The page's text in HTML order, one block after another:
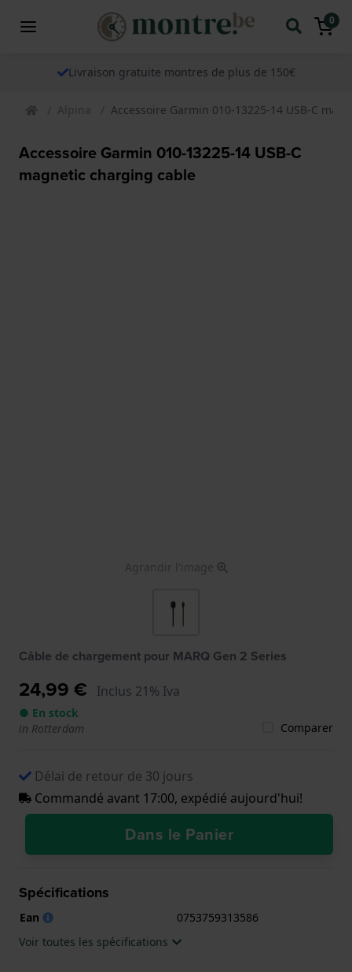
0
Livraison gratuite montres de plus de 150€
Alpina Accessoire Garmin 010-13225-14 USB-C
Accessoire Garmin 010-13225-14 USB-C
magnetic charging cable
Agrandir l'image
Câble de chargement pour MARQ Gen 2 Series
24,99 € Inclus 21% Iva
● En stock
in Rotterdam
Comparer
Délai de retour de 30 jours
Commandé avant 17:00, expédié aujourd'hui!
Dans le Panier
Spécifications
Ean
0753759313586
Voir toutes les spécifications